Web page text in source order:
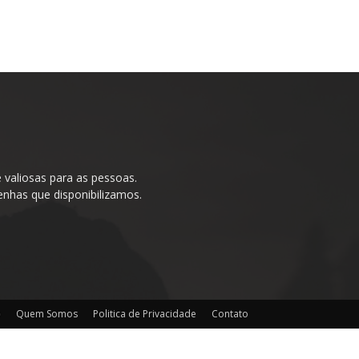
para as pessoas.
que disponibilizamos.
Quem Somos Politica de Privacidade Contato